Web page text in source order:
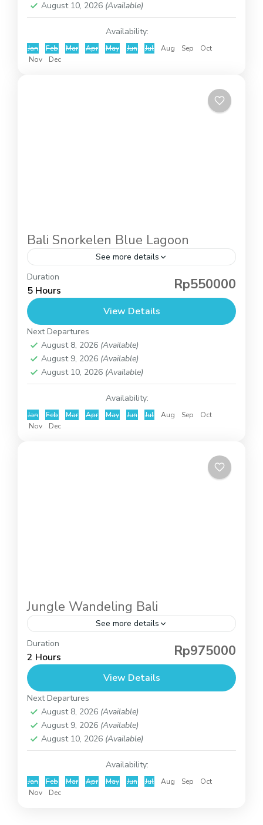
August 10, 2026 (Available)
Availability:
Jan Feb Mar Apr May Jun Jul Aug Sep
Oct
Nov
Dec
Bali Snorkelen Blue Lagoon
See more details
Bali snorkelen Blue Lagoon is een van de
populairste activiteiten voor reizigers die de
prachtige onderwaterwereld van Bali willen
ontdekken. Gelegen in Padangbai, Oost-Bali,
staat...
Bali
2 People
Duration
5 Hours Rp550000
View Details
Next Departures
August 8, 2026 (Available)
August 9, 2026 (Available)
August 10, 2026 (Available)
Availability:
Jan Feb Mar Apr May Jun Jul Aug Sep
Oct
Nov
Dec
Jungle Wandeling Bali
See more details
Tours Bali
Jungle Wandeling Bali: Avontuurlijke Trekking en
Kanoën op het Tamblingan Meer Een Jungle
Wandeling Bali is de perfecte activiteit voor
reizigers die de ongerepte natuur van Bali...
Bali
2 People
Duration
2 Hours Rp975000
View Details
Next Departures
August 8, 2026 (Available)
August 9, 2026 (Available)
August 10, 2026 (Available)
Availability:
Jan Feb Mar Apr May Jun Jul Aug Sep
Oct
Nov
Dec